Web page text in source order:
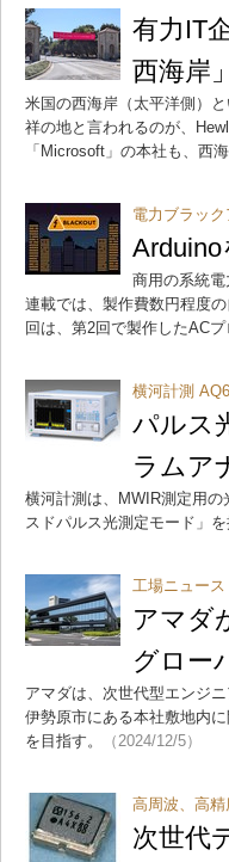
有力IT
西海岸
米国の西海岸（太平洋側）
祥の地と言われるのが、
「Microsoft」の本社も、西
電力ブラック
商用の系統
連載では、製作費数円程度
回は、第2回で製作したAC
横河計測
パルス
ラムア
横河計測は、MWIR測定用
スドパルス光測定モード」
工場ニュース
アマダ
グロー
アマダは、次世代型エンジ
伊勢原市にある本社敷地内
を目指す。
（2024/12/5）
高周波、高精
次世代